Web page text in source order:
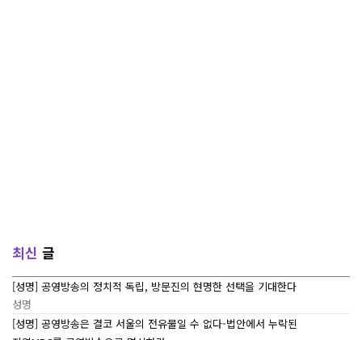
최신 글
[성명] 공영방송의 정치적 독립, 방문진의 현명한 선택을 기대한다
성명
[성명] 공영방송은 결코 서울의 전유물일 수 없다-법안에서 누락된